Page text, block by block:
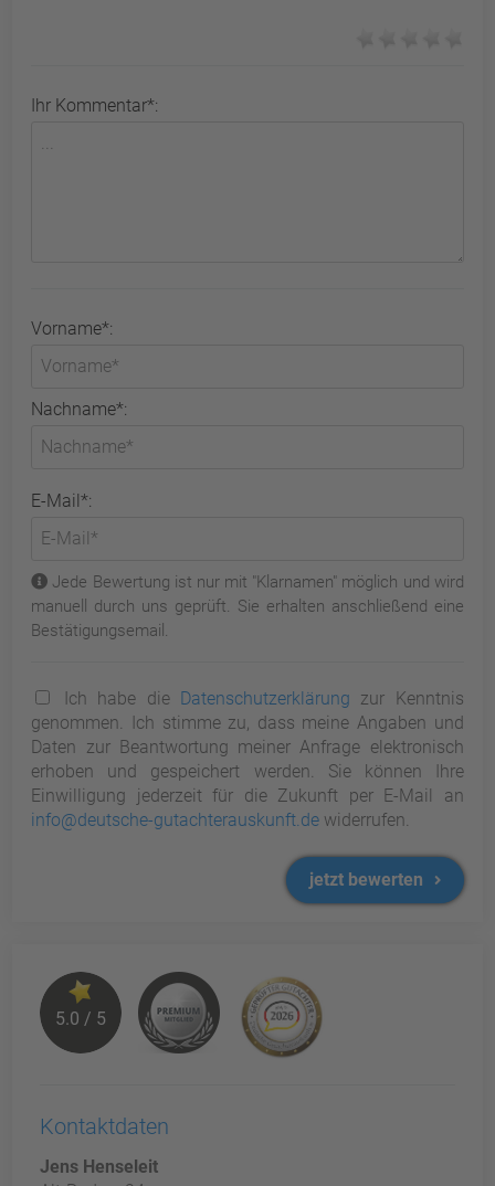
Ihr Kommentar*:
Vorname*:
Nachname*:
E-Mail*:
Jede Bewertung ist nur mit "Klarnamen" möglich und wird
manuell durch uns geprüft. Sie erhalten anschließend eine
Bestätigungsemail.
Ich habe die Datenschutzerklärung zur Kenntnis
genommen. Ich stimme zu, dass meine Angaben und
Daten zur Beantwortung meiner Anfrage elektronisch
erhoben und gespeichert werden. Sie können Ihre
Einwilligung jederzeit für die Zukunft per E-Mail an
info@deutsche-gutachterauskunft.de widerrufen.
jetzt bewerten
5.0 / 5
Kontaktdaten
Jens Henseleit